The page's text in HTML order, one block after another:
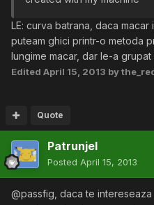
LE: curva batrana, daca macar
puteam ghici printr-o metoda
lungime macar, dar le-a
Edited April 15, 2013 by
Quote
Patrunjel
Posted April 15, 2013
@passfig, daca te